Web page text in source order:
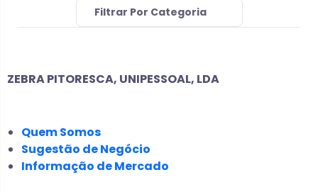
Filtrar Por Categoria
ZEBRA PITORESCA, UNIPESSOAL, LDA
Quem Somos
Sugestão de Negócio
Informação de Mercado